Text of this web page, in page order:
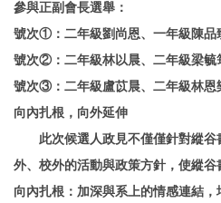
參與正副會長選舉：
號次①：二年級劉尚恩、一年級陳品
號次②：二年級林以晨、二年級梁毓
號次③：二年級盧苡晨、二年級林恩
向內扎根，向外延伸
此次候選人政見不僅僅針對縱谷
外、校外的活動與政策方針，使縱谷
向內扎根：加深與系上的情感連結，